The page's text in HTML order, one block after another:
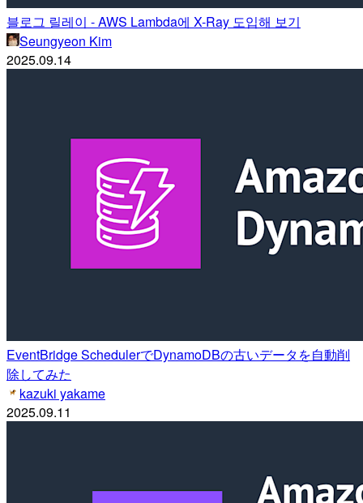
블로그 릴레이 - AWS Lambda에 X-Ray 도입해 보기
Seungyeon Kim
2025.09.14
EventBridge SchedulerでDynamoDBの古いデータを自動削
除してみた
kazuki yakame
2025.09.11